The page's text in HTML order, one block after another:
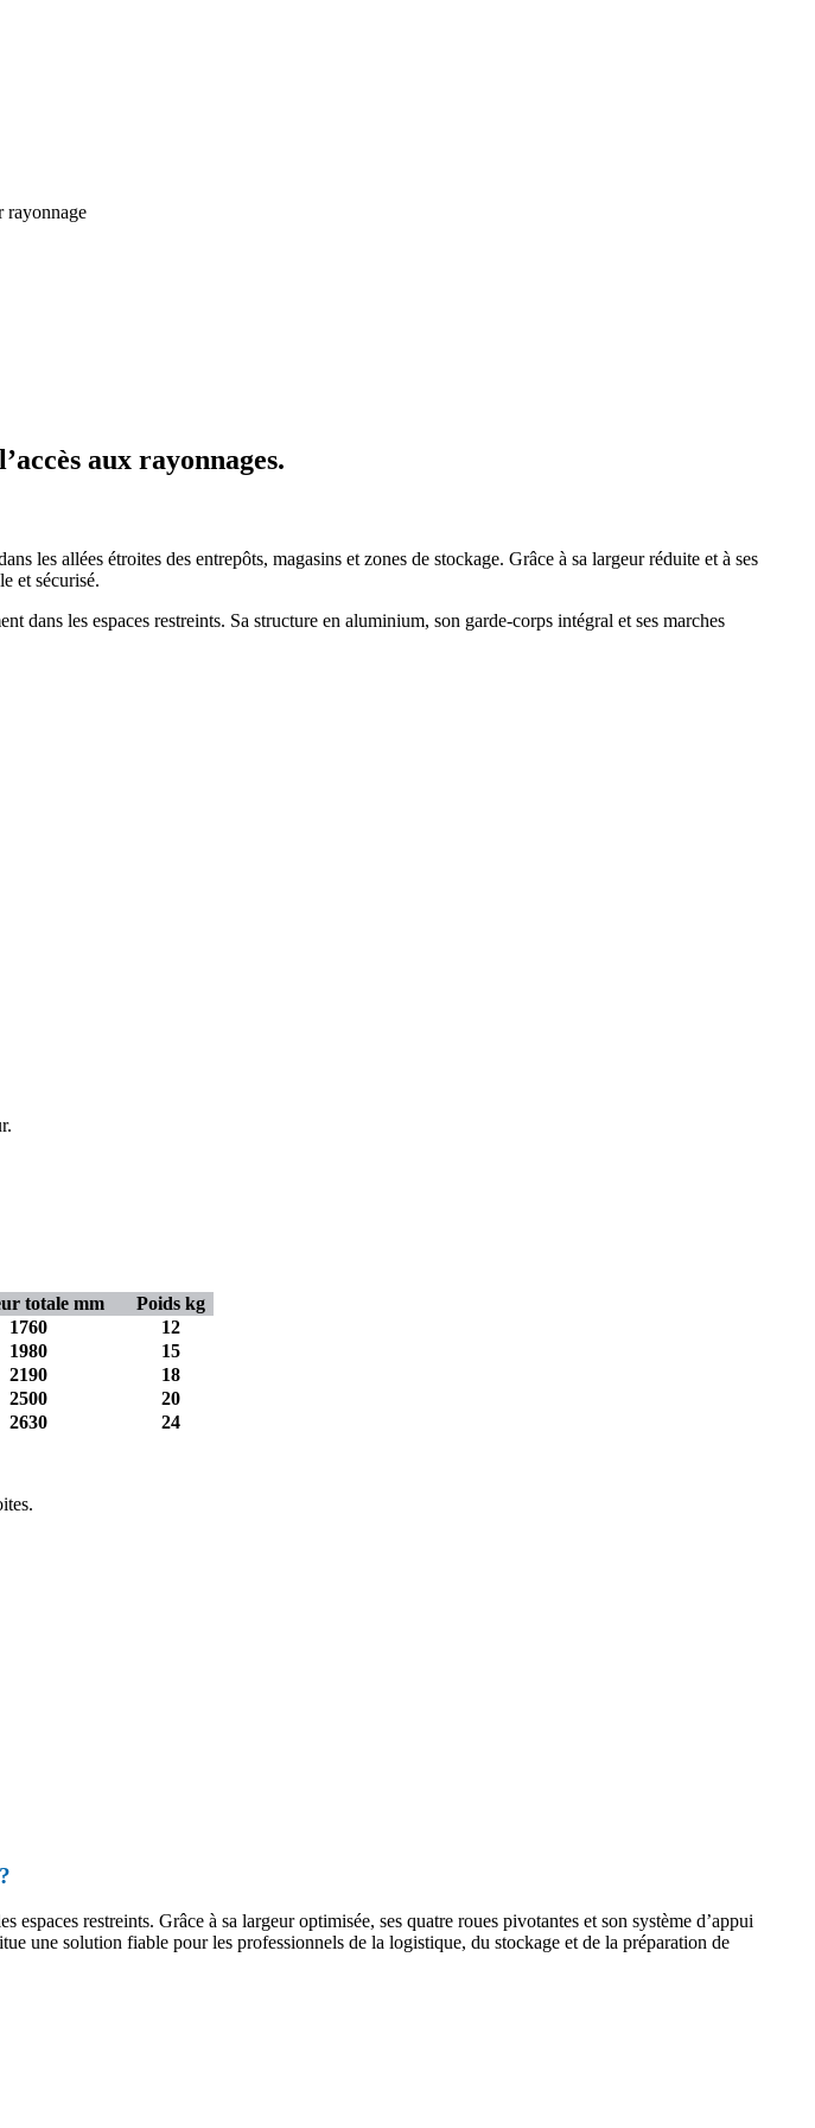
rayonnage
aux rayonnages.
les allées étroites des entrepôts, magasins et zones de stockage. Grâce à sa largeur réduite et à ses
et sécurisé.
dans les espaces restreints. Sa structure en aluminium, son garde-corps intégral et ses marches
totale mm
Poids kg
1760
12
1980
15
2190
18
2500
20
2630 24
espaces restreints. Grâce à sa largeur optimisée, ses quatre roues pivotantes et son système d’appui
une solution fiable pour les professionnels de la logistique, du stockage et de la préparation de